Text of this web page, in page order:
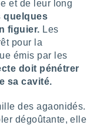
et de leur long
quelques
figuier. Les
pour la
émis par les
doit pénétrer
sa cavité.
des agaonidés.
dégoûtante, elle